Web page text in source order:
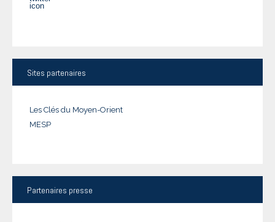
Sites partenaires
Les Clés du Moyen-Orient
MESP
Partenaires presse